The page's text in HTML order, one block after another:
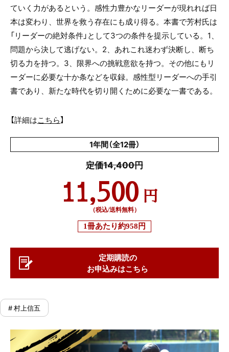
ていく力があるという。 感性力豊かなリーダーが現れれば日
本は変わり、 世界を救う存在にも成り得る。 本書で芳村氏は
「リーダーの絶対条件」として3つの条件を提示している。 1、
問題から決して逃げない。 2、あれこれ迷わず決断し、断ち
切る力を持つ。 3、限界への挑戦意欲を持つ。 その他にもリ
ーダーに必要な十か条などを収録。 感性型リーダーへの手引
書であり、 新たな時代を切り開くために必要な一書である。
【詳細はこちら】
1年間（全12冊）
定価14,400円
11,500 円
（税込/送料無料）
1冊あたり約958円
定期購読の
お申込みはこちら
# 村上信五